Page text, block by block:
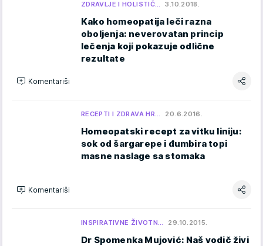
ZDRAVLJE I HOLISTIČ… 3.10.2018.
Kako homeopatija leči razna
oboljenja: neverovatan princip
lečenja koji pokazuje odlične
rezultate
Komentariši
RECEPTI I ZDRAVA HR… 20.6.2016.
Homeopatski recept za vitku liniju:
sok od šargarepe i đumbira topi
masne naslage sa stomaka
Komentariši
INSPIRATIVNE ŽIVOTN… 29.10.2015.
Dr Spomenka Mujović: Naš vodič živi